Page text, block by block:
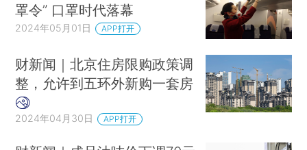
罩令” 口罩时代落幕
2024年05月01日 APP打开
财新闻｜北京住房限购政策调
整，允许到五环外新购一套房
2024年04月30日 APP打开